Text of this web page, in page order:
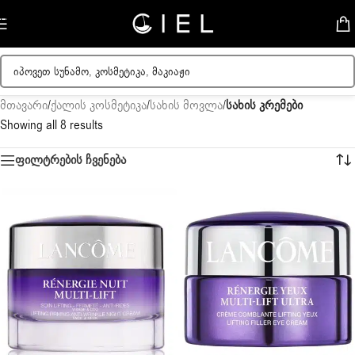
Skip to navigation
მთავარი/ქალის კოსმეტიკა/სახის მოვლა/სახის კრემები
Showing all 8 results
ფილტრების ჩვენება